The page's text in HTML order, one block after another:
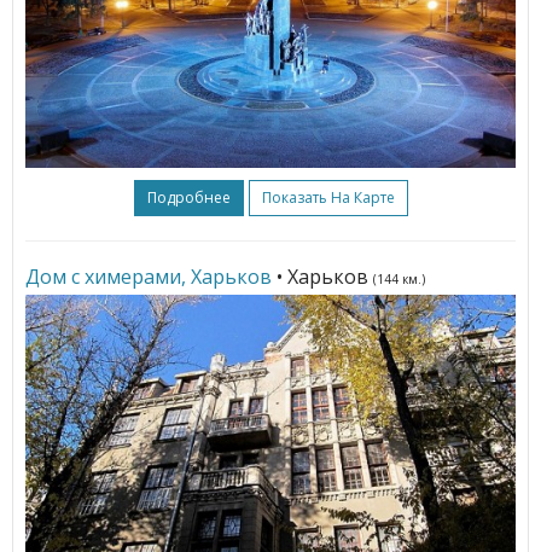
Подробнее Показать На Карте
Дом с химерами, Харьков • Харьков (144 км.)